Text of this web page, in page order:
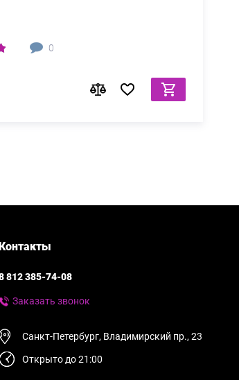
0
812 385-74-08
Заказать звонок
Санкт-Петербург, Владимирский пр., 23
Открыто до 21:00